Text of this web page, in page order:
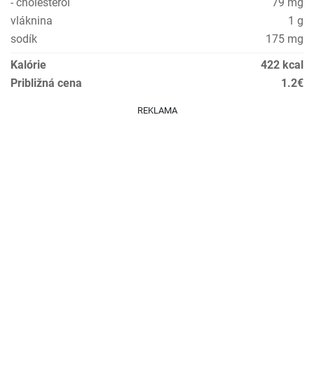
vláknina
1 g
sodík
175 mg
Kalórie
422 kcal
Približná cena
1.2€
REKLAMA